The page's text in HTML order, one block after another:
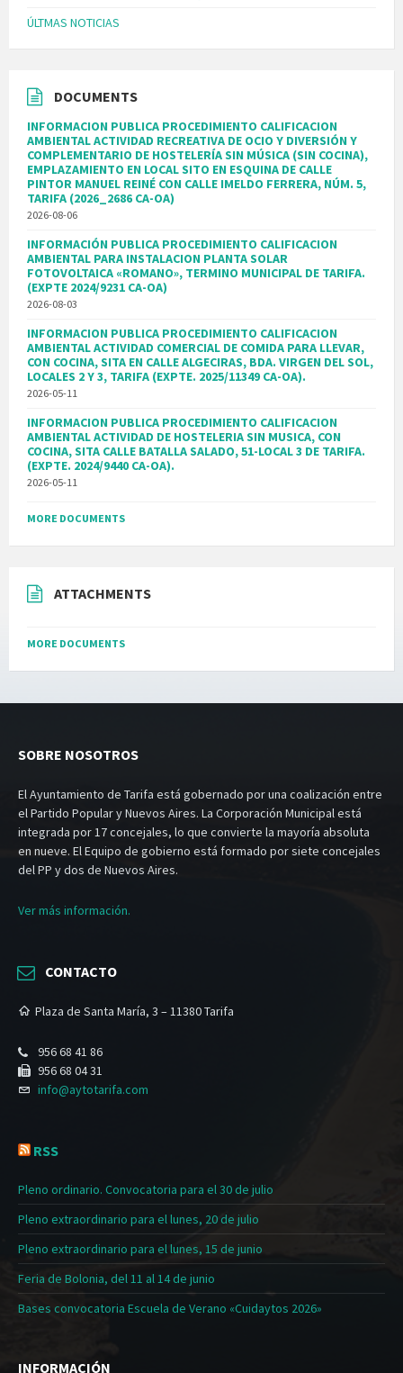
ÚLTMAS NOTICIAS
DOCUMENTS
INFORMACION PUBLICA PROCEDIMIENTO CALIFICACION
AMBIENTAL ACTIVIDAD RECREATIVA DE OCIO Y DIVERSIÓN Y
COMPLEMENTARIO DE HOSTELERÍA SIN MÚSICA (SIN COCINA),
EMPLAZAMIENTO EN LOCAL SITO EN ESQUINA DE CALLE
PINTOR MANUEL REINÉ CON CALLE IMELDO FERRERA, NÚM. 5,
TARIFA (2026_2686 CA-OA)
2026-08-06
INFORMACIÓN PUBLICA PROCEDIMIENTO CALIFICACION
AMBIENTAL PARA INSTALACION PLANTA SOLAR
FOTOVOLTAICA «ROMANO», TERMINO MUNICIPAL DE TARIFA.
(EXPTE 2024/9231 CA-OA)
2026-08-03
INFORMACION PUBLICA PROCEDIMIENTO CALIFICACION
AMBIENTAL ACTIVIDAD COMERCIAL DE COMIDA PARA LLEVAR,
CON COCINA, SITA EN CALLE ALGECIRAS, BDA. VIRGEN DEL SOL,
LOCALES 2 Y 3, TARIFA (EXPTE. 2025/11349 CA-OA).
2026-05-11
INFORMACION PUBLICA PROCEDIMIENTO CALIFICACION
AMBIENTAL ACTIVIDAD DE HOSTELERIA SIN MUSICA, CON
COCINA, SITA CALLE BATALLA SALADO, 51-LOCAL 3 DE TARIFA.
(EXPTE. 2024/9440 CA-OA).
2026-05-11
MORE DOCUMENTS
ATTACHMENTS
MORE DOCUMENTS
SOBRE NOSOTROS
El Ayuntamiento de Tarifa está gobernado por una coalización entre
el Partido Popular y Nuevos Aires. La Corporación Municipal está
integrada por 17 concejales, lo que convierte la mayoría absoluta
en nueve. El Equipo de gobierno está formado por siete concejales
del PP y dos de Nuevos Aires.
Ver más información.
CONTACTO
Plaza de Santa María, 3 – 11380 Tarifa
956 68 41 86
956 68 04 31
info@aytotarifa.com
RSS
Pleno ordinario. Convocatoria para el 30 de julio
Pleno extraordinario para el lunes, 20 de julio
Pleno extraordinario para el lunes, 15 de junio
Feria de Bolonia, del 11 al 14 de junio
Bases convocatoria Escuela de Verano «Cuidaytos 2026»
INFORMACIÓN